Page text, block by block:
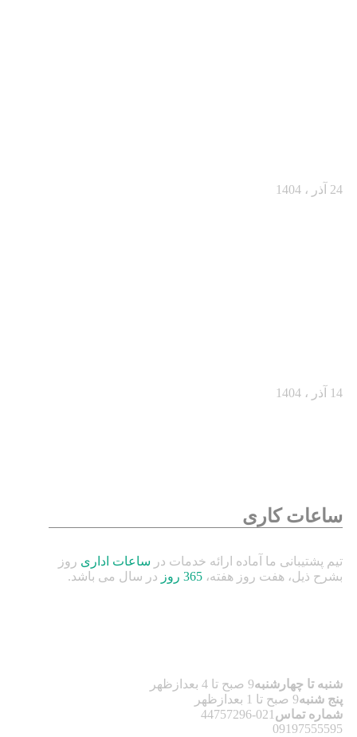
24 آذر ، 1404
14 آذر ، 1404
ساعات کاری
تیم پشتیبانی ما آماده ارائه خدمات در ساعات اداری روز
بشرح ذیل، هفت روز هفته، 365 روز در سال می باشد.
شنبه تا چهارشنبه9 صبح تا 4 بعدازظهر
پنج شنبه9 صبح تا 1 بعدازظهر
شماره تماس 021-44757296
09197555595